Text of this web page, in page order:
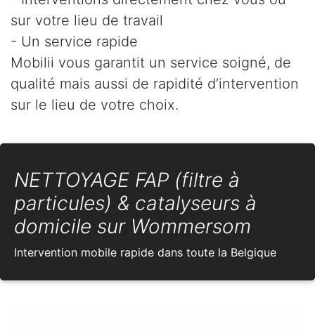
sur votre lieu de travail
- Un service rapide
Mobilii vous garantit un service soigné, de
qualité mais aussi de rapidité d’intervention
sur le lieu de votre choix.
NETTOYAGE FAP (filtre à
particules) & catalyseurs à
domicile sur Wommersom
Intervention mobile rapide dans toute la Belgique